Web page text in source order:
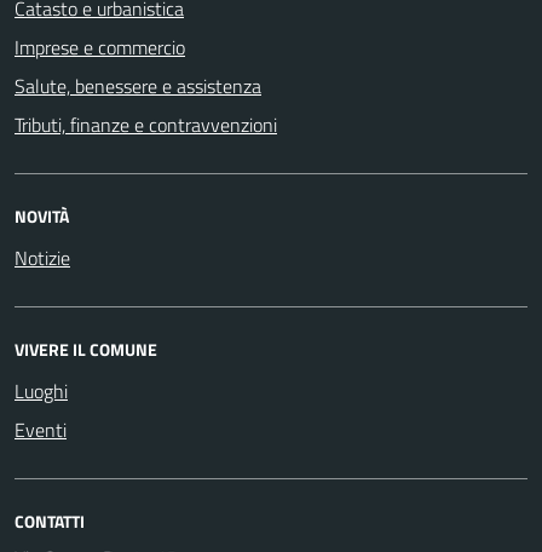
Catasto e urbanistica
Imprese e commercio
Salute, benessere e assistenza
Tributi, finanze e contravvenzioni
NOVITÀ
Notizie
VIVERE IL COMUNE
Luoghi
Eventi
CONTATTI